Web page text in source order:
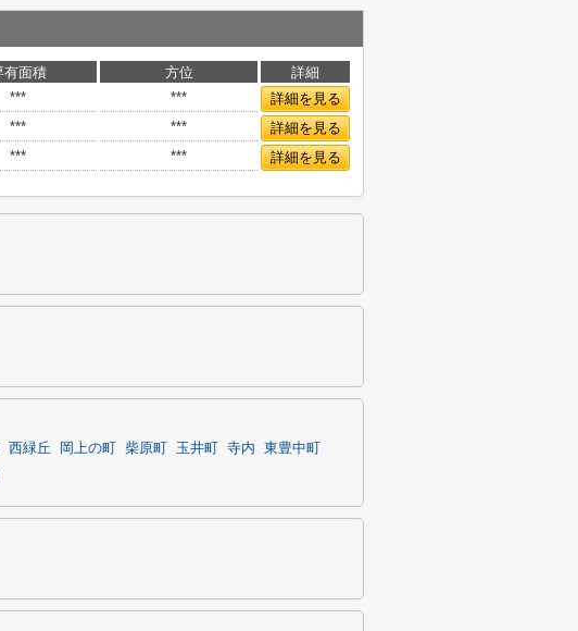
有面積 方位
詳細
*** ***
詳細を見る
*** ***
詳細を見る
*** *** 詳細を見る
西緑丘 岡上の町 柴原町 玉井町 寺内
東豊中町